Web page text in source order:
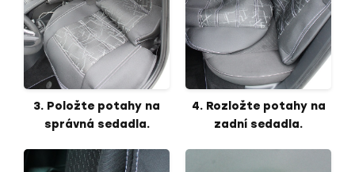
3. Položte potahy na
správná sedadla.
4. Rozložte potahy na
zadní sedadla.